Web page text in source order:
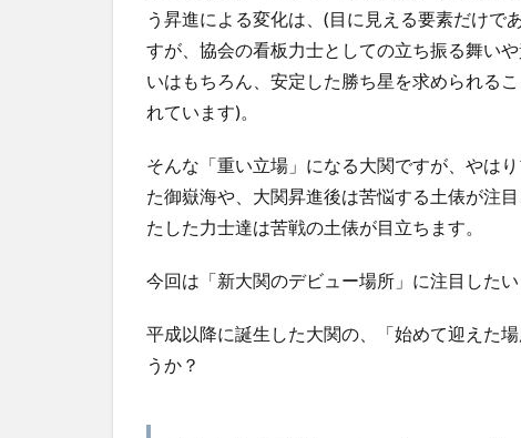
う昇進による変化は、(目に見える要素だけで
すが、協会の看板力士としての立ち振る舞い
いはもちろん、安定した勝ち星を求められる
れています)。
そんな「重い立場」になる大関ですが、やは
た御嶽海や、大関昇進後は苦悩する土俵が注
たした力士達は苦戦の土俵が目立ちます。
今回は「新大関のデビュー場所」に注目したい
平成以降に誕生した大関の、「始めて迎えた
うか？